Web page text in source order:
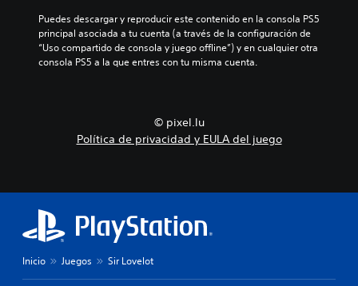
Puedes descargar y reproducir este contenido en la consola PS5
principal asociada a tu cuenta (a través de la configuración de
“Uso compartido de consola y juego offline”) y en cualquier otra
consola PS5 a la que entres con tu misma cuenta.
© pixel.lu
Política de privacidad y EULA del juego
Inicio Juegos Sir Lovelot